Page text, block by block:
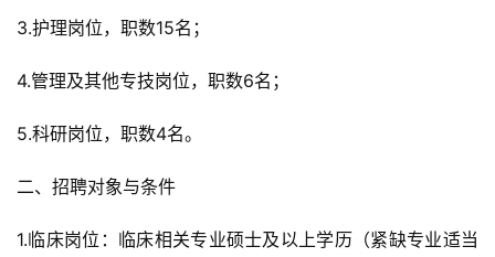
3.护理岗位，职数15名；
4.管理及其他专技岗位，职数6名；
5.科研岗位，职数4名。
二、招聘对象与条件
1.临床岗位：临床相关专业硕士及以上学历（紧缺专业适当